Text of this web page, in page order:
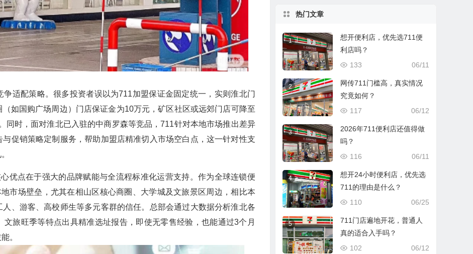
适配策略。很多投资者误以为711加盟保证金固定统一，实则淮北门
如国购广场周边）门店保证金为10万元，矿区社区或远郊门店可降至
同时，面对淮北已入驻的中商罗森等竞品，711针对本地市场推出差异
促销策略定制服务，帮助加盟店精准切入市场空白点，这一针对性支
优点在于强大的品牌赋能与全流程标准化运营支持。作为全球连锁便
市场壁垒，尤其在相山区核心商圈、大学城及文旅景区周边，相比本
、游客、高校师生等多元客群的信任。总部会通过大数据分析淮北各
旅旺季等特点出具精准选址报告，即使无零售经验，也能通过3个月
。
热门文章
1
想开便利店，优先选711便
利店吗？
06/11
133
2
网传711门槛高，真实情况
究竟如何？
06/12
117
3
2026年711便利店还值得做
吗？
06/11
116
4
想开24小时便利店，优先选
711的理由是什么？
06/25
110
5
711门店遍地开花，普通人
真的适合入手吗？
06/12
102